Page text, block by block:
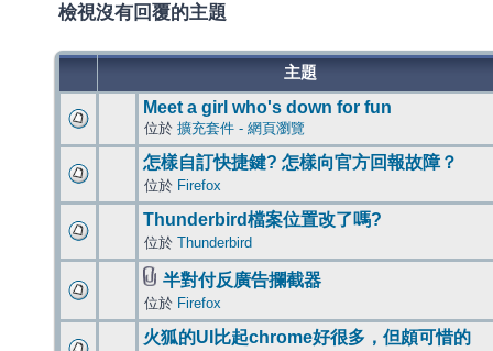
檢視沒有回覆的主題
主題
Meet a girl who's down for fun
位於 擴充套件 - 網頁瀏覽
怎樣自訂快捷鍵? 怎樣向官方回報故障？
位於 Firefox
Thunderbird檔案位置改了嗎?
位於 Thunderbird
半對付反廣告攔截器
位於 Firefox
火狐的UI比起chrome好很多，但頗可惜的